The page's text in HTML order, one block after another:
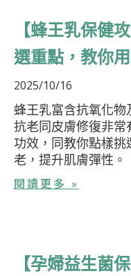
【蜂王乳保健
選重點，教你
2025/10/16
蜂王乳富含抗氧化
抗老同皮膚修復非
功效，同教你點樣
老，提升肌膚彈性。
閱讀更多 »
【孕婦益生菌